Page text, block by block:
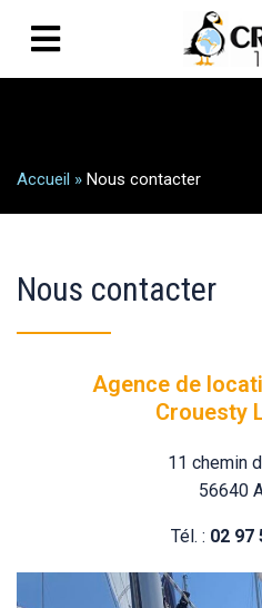
Accueil » Nous contacter
Nous contacter
Agence de
Crouesty
11 chemin
56640
Tél. : 02 97